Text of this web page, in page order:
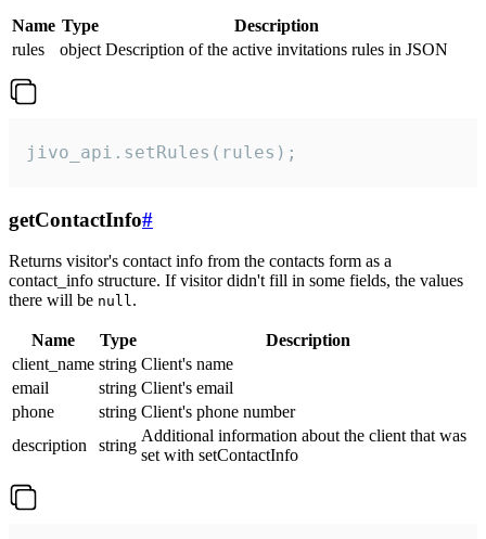
Name Type
Description
rules
object Description of the active invitations rules in JSON
jivo_api.setRules(rules);
getContactInfo#
Returns visitor's contact info from the contacts form as a
contact_info structure. If visitor didn't fill in some fields, the values
there will be null.
Name Type
Description
client_name string Client's name
email
string Client's email
phone
string Client's phone number
description
string
Additional information about the client that was
set with setContactInfo